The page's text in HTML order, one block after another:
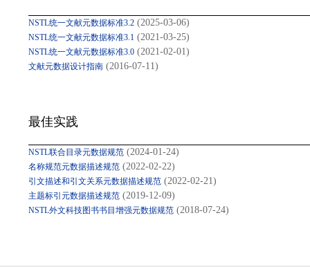
NSTL统一文献元数据标准3.2 (2025-03-06)
NSTL统一文献元数据标准3.1 (2021-03-25)
NSTL统一文献元数据标准3.0 (2021-02-01)
文献元数据设计指南 (2016-07-11)
最佳实践
NSTL联合目录元数据规范 (2024-01-24)
名称规范元数据描述规范 (2022-02-22)
引文描述和引文关系元数据描述规范 (2022-02-21)
主题标引元数据描述规范 (2019-12-09)
NSTL外文科技图书书目增强元数据规范 (2018-07-24)